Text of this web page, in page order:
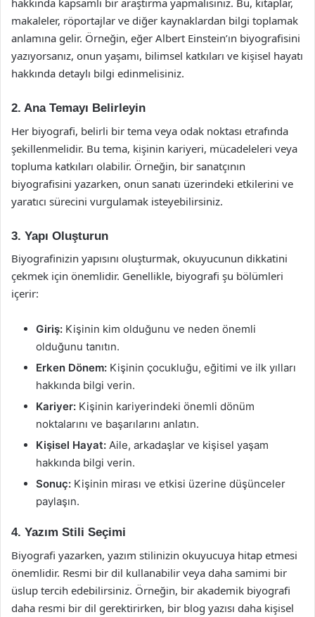
hakkında kapsamlı bir araştırma yapmalısınız. Bu, kitaplar,
makaleler, röportajlar ve diğer kaynaklardan bilgi toplamak
anlamına gelir. Örneğin, eğer Albert Einstein’ın biyografisini
yazıyorsanız, onun yaşamı, bilimsel katkıları ve kişisel hayatı
hakkında detaylı bilgi edinmelisiniz.
2. Ana Temayı Belirleyin
Her biyografi, belirli bir tema veya odak noktası etrafında
şekillenmelidir. Bu tema, kişinin kariyeri, mücadeleleri veya
topluma katkıları olabilir. Örneğin, bir sanatçının
biyografisini yazarken, onun sanatı üzerindeki etkilerini ve
yaratıcı sürecini vurgulamak isteyebilirsiniz.
3. Yapı Oluşturun
Biyografinizin yapısını oluşturmak, okuyucunun dikkatini
çekmek için önemlidir. Genellikle, biyografi şu bölümleri
içerir:
Giriş: Kişinin kim olduğunu ve neden önemli
olduğunu tanıtın.
Erken Dönem: Kişinin çocukluğu, eğitimi ve ilk yılları
hakkında bilgi verin.
Kariyer: Kişinin kariyerindeki önemli dönüm
noktalarını ve başarılarını anlatın.
Kişisel Hayat: Aile, arkadaşlar ve kişisel yaşam
hakkında bilgi verin.
Sonuç: Kişinin mirası ve etkisi üzerine düşünceler
paylaşın.
4. Yazım Stili Seçimi
Biyografi yazarken, yazım stilinizin okuyucuya hitap etmesi
önemlidir. Resmi bir dil kullanabilir veya daha samimi bir
üslup tercih edebilirsiniz. Örneğin, bir akademik biyografi
daha resmi bir dil gerektirirken, bir blog yazısı daha kişisel